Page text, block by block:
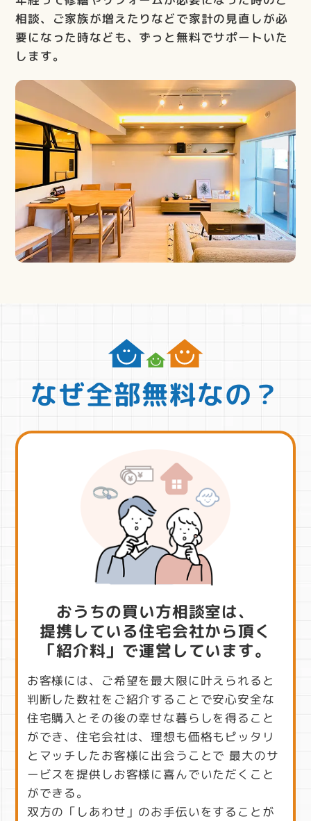
相談、ご家族が増えたりなどで家計の見直しが必
要になった時なども、ずっと無料でサポートいた
します。
なぜ全部無料なの？
おうちの買い方相談室は、
提携している住宅会社から頂く
「紹介料」で運営しています。
お客様には、ご希望を最大限に叶えられると
判断した数社をご紹介することで安心安全な
住宅購入とその後の幸せな暮らしを得ること
ができ、住宅会社は、理想も価格もピッタリ
とマッチしたお客様に出会うことで 最大のサ
ービスを提供しお客様に喜んでいただくこと
ができる。
双方の「しあわせ」のお手伝いをすることが